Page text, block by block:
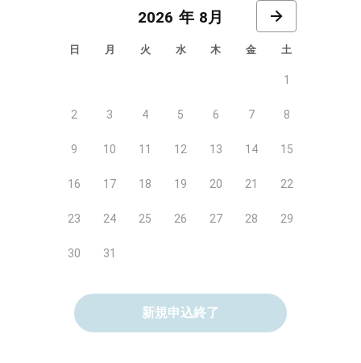
8月
日 月 火 水 木 金 土
1
2 3 4 5 6 7 8
9 10 11 12 13 14 15
16 17 18 19 20 21 22
23 24 25 26 27 28 29
30 31
新規申込終了